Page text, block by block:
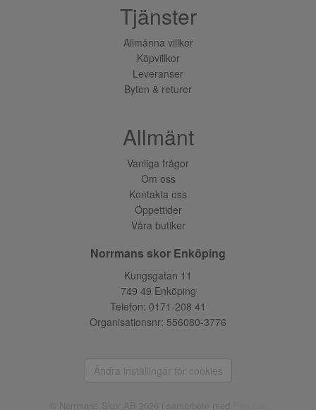
Tjänster
Allmänna villkor
Köpvillkor
Leveranser
Byten & returer
Allmänt
Vanliga frågor
Om oss
Kontakta oss
Öppettider
Våra butiker
Norrmans skor Enköping
Kungsgatan 11
749 49 Enköping
Telefon: 0171-208 41
Organisationsnr: 556080-3776
Ändra inställingar för cookies